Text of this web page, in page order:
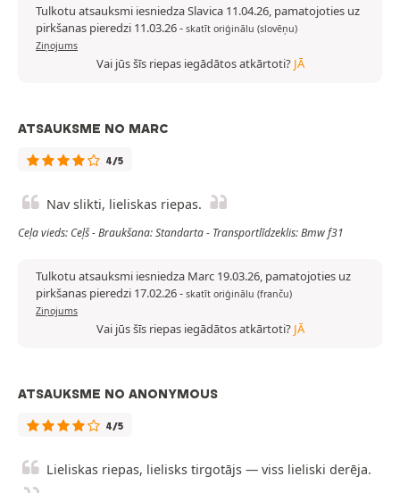
Tulkotu atsauksmi iesniedza Slavica 11.04.26, pamatojoties uz
pirkšanas pieredzi 11.03.26- skatīt oriģinālu (slovēņu)
Ziņojums
Vai jūs šīs riepas iegādātos atkārtoti? JĀ
ATSAUKSME NO MARC
4/5
Nav slikti, lieliskas riepas.
Ceļa vieds: Ceļš - Braukšana: Standarta - Transportlīdzeklis: Bmw f31
Tulkotu atsauksmi iesniedza Marc 19.03.26, pamatojoties uz
pirkšanas pieredzi 17.02.26- skatīt oriģinālu (franču)
Ziņojums
Vai jūs šīs riepas iegādātos atkārtoti? JĀ
ATSAUKSME NO ANONYMOUS
4/5
Lieliskas riepas, lielisks tirgotājs — viss lieliski derēja.